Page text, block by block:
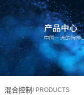
混合控制 / PRODUCTS